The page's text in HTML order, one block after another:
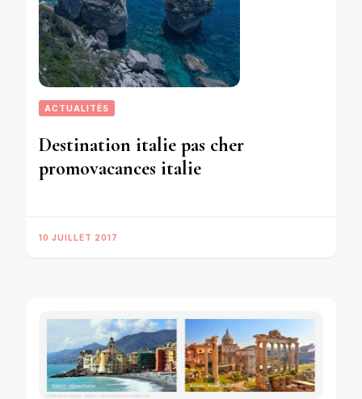
ACTUALITÉS
Destination italie pas cher
promovacances italie
10 JUILLET 2017